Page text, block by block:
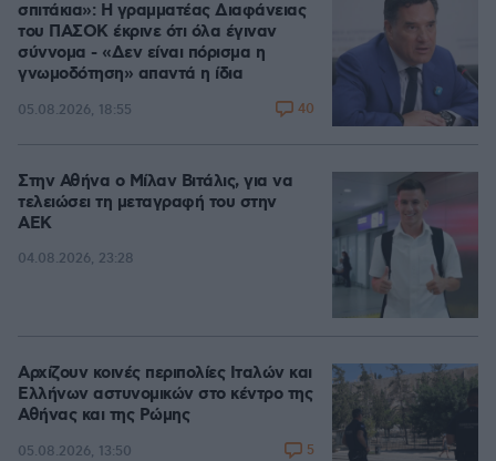
σπιτάκια»: Η γραμματέας Διαφάνειας
του ΠΑΣΟΚ έκρινε ότι όλα έγιναν
σύννομα - «Δεν είναι πόρισμα η
γνωμοδότηση» απαντά η ίδια
05.08.2026, 18:55 40
Στην Αθήνα ο Μίλαν Βιτάλις, για να
τελειώσει τη μεταγραφή του στην
ΑΕΚ
04.08.2026, 23:28
Αρχίζουν κοινές περιπολίες Ιταλών και
Ελλήνων αστυνομικών στο κέντρο της
Αθήνας και της Ρώμης
05.08.2026, 13:50 5